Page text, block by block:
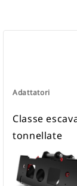
Adattatori
Classe
tonnellate